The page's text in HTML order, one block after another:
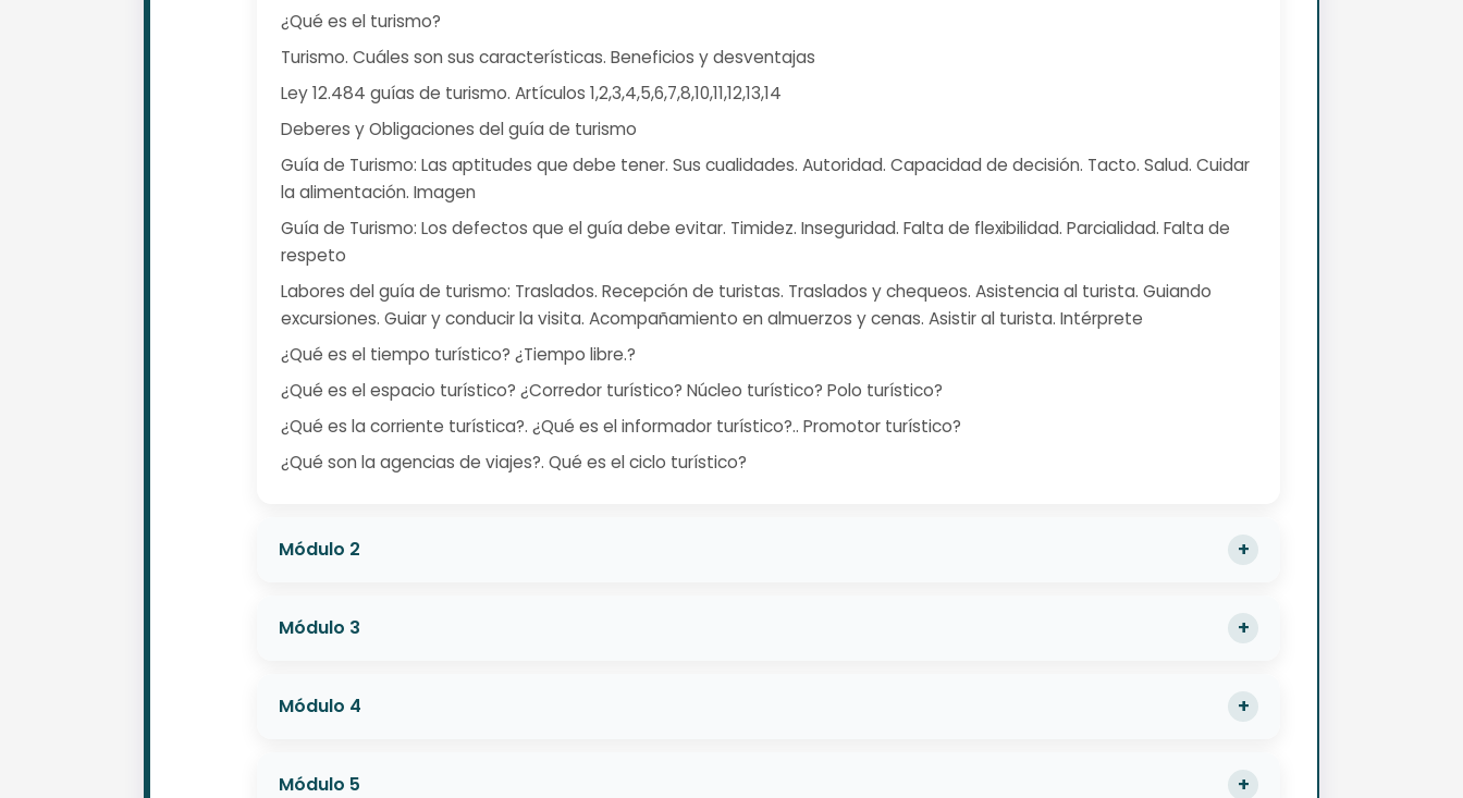
¿Qué es el turismo?
Turismo. Cuáles son sus características. Beneficios y desventajas
Ley 12.484 guías de turismo. Artículos 1,2,3,4,5,6,7,8,10,11,12,13,14
Deberes y Obligaciones del guía de turismo
Guía de Turismo: Las aptitudes que debe tener. Sus cualidades. Autoridad. Capacidad de decisión. Tacto. Salud. Cuidar
la alimentación. Imagen
Guía de Turismo: Los defectos que el guía debe evitar. Timidez. Inseguridad. Falta de flexibilidad. Parcialidad. Falta de
respeto
Labores del guía de turismo: Traslados. Recepción de turistas. Traslados y chequeos. Asistencia al turista. Guiando
excursiones. Guiar y conducir la visita. Acompañamiento en almuerzos y cenas. Asistir al turista. Intérprete
¿Qué es el tiempo turístico? ¿Tiempo libre.?
¿Qué es el espacio turístico? ¿Corredor turístico? Núcleo turístico? Polo turístico?
¿Qué es la corriente turística?. ¿Qué es el informador turístico?.. Promotor turístico?
¿Qué son la agencias de viajes?. Qué es el ciclo turístico?
Módulo 2
Módulo 3
Módulo 4
Módulo 5